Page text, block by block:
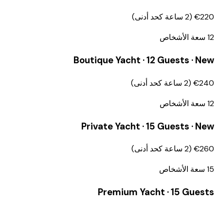
€220
(
2 ساعة كحد أدنى)
12 سعة الأشخاص
Boutique Yacht · 12 Guests · New
€240
(
2 ساعة كحد أدنى)
12 سعة الأشخاص
Private Yacht · 15 Guests · New
€260
(
2 ساعة كحد أدنى)
15 سعة الأشخاص
Premium Yacht · 15 Guests